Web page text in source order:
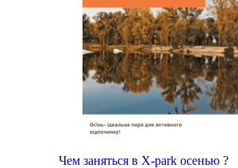
Чем заняться в X-park осенью ?